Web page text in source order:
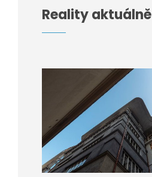
Reality aktuálně